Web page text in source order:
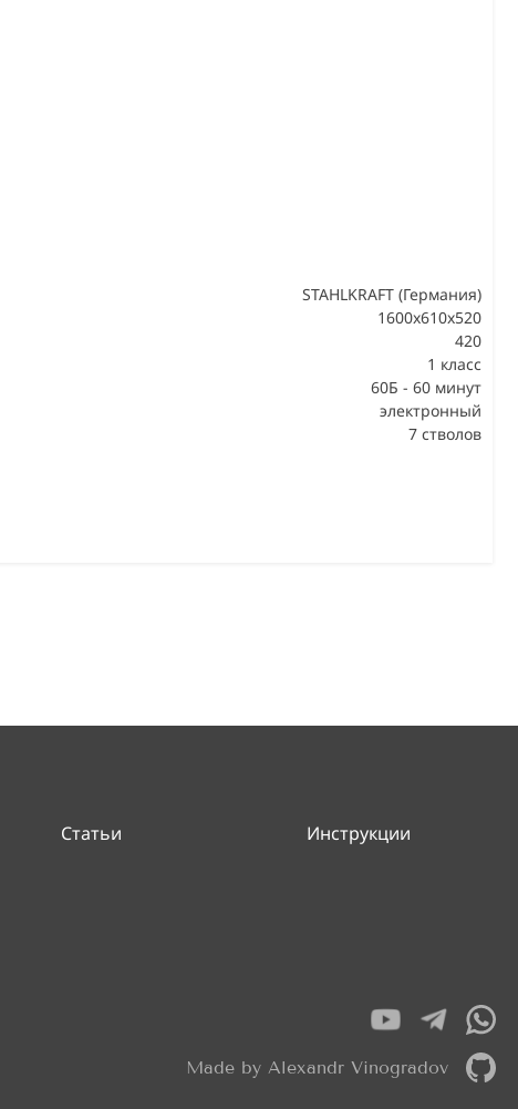
STAHLKRAFT (Германия)
1600x610x520
420
1 класс
60Б - 60 минут
электронный
7 стволов
Статьи Инструкции
Made by Alexandr Vinogradov